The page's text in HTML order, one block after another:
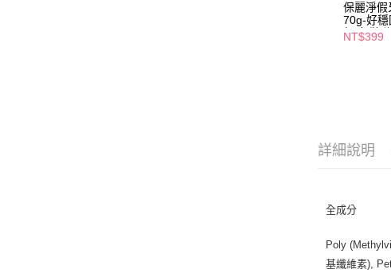
保麗淨假
70g-好穩
齦(包裝
NT$399
詳細說明
全成分
Poly
基纖維素),